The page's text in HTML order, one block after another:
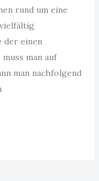
rund um eine
der einen
man auf
man nachfolgend